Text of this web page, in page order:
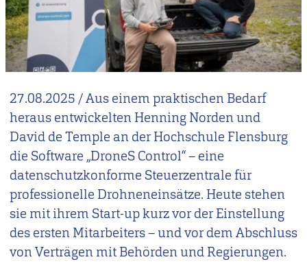
27.08.2025 /Aus einem praktischen Bedarf
heraus entwickelten Henning Norden und
David de Temple an der Hochschule Flensburg
die Software „DroneS Control“ – eine
datenschutzkonforme Steuerzentrale für
professionelle Drohneneinsätze. Heute stehen
sie mit ihrem Start-up kurz vor der Einstellung
des ersten Mitarbeiters – und vor dem Abschluss
von Verträgen mit Behörden und Regierungen.